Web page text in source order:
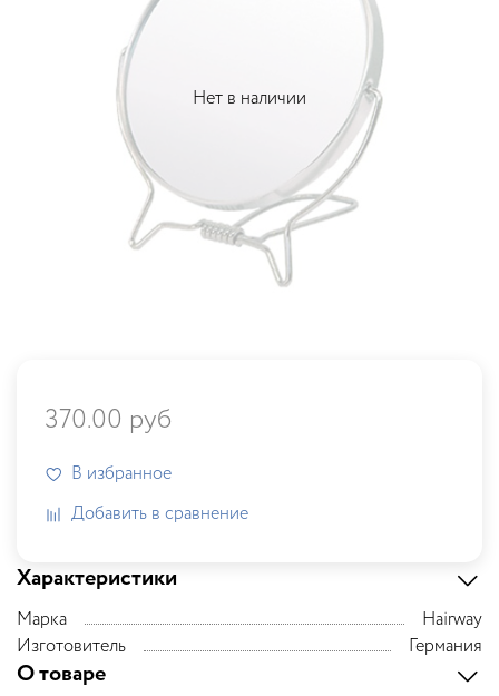
Нет в наличии
Характеристики
Марка
Hairway
Изготовитель
Германия
О товаре
370.00 руб
В избранное
Добавить в сравнение